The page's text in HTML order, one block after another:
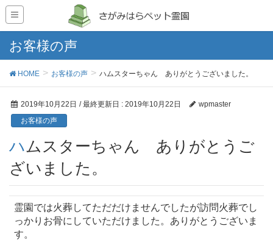
お客様の声
HOME お客様の声 ハムスターちゃん ありがとうございました。
2019年10月22日 / 最終更新日 : 2019年10月22日
wpmaster
お客様の声
ハムスターちゃん ありがとうご
ざいました。
霊園では火葬してただだけませんでしたが訪問火葬でし
っかりお骨にしていただけました。ありがとうございま
す。